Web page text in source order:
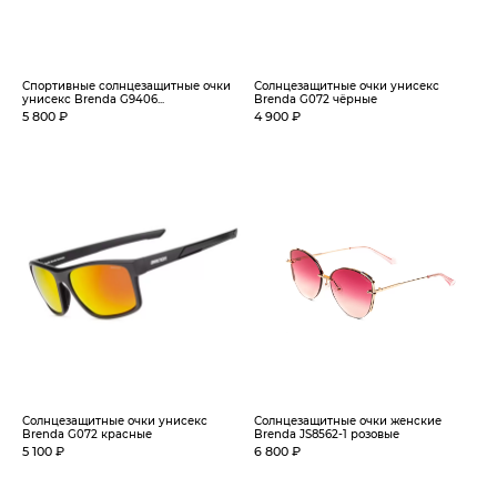
Спортивные солнцезащитные очки
унисекс Brenda G9406...
5 800 ₽
Солнцезащитные очки унисекс
Brenda G072 чёрные
4 900 ₽
Солнцезащитные очки унисекс
Brenda G072 красные
5 100 ₽
Солнцезащитные очки женские
Brenda JS8562-1 розовые
6 800 ₽